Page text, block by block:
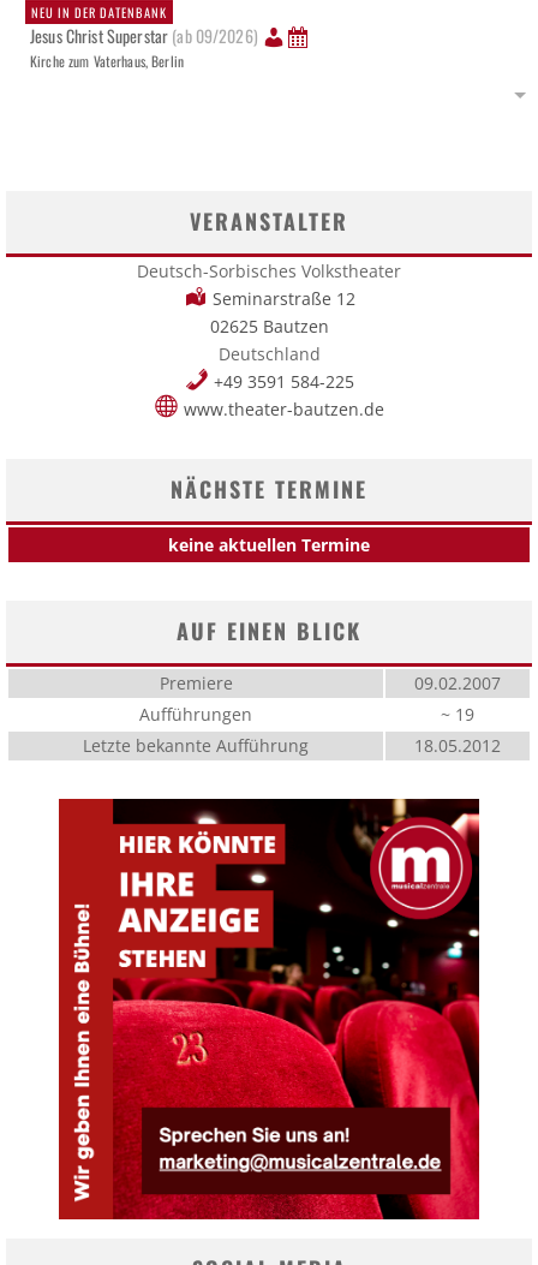
NEU IN DER DATENBANK
Jesus Christ Superstar(ab 09/2026)
Kirche zum Vaterhaus, Berlin
VERANSTALTER
Deutsch-Sorbisches Volkstheater
Seminarstraße 12
02625 Bautzen
Deutschland
+49 3591 584-225
www.theater-bautzen.de
NÄCHSTE TERMINE
keine aktuellen Termine
AUF EINEN BLICK
Premiere
09.02.2007
Aufführungen
~ 19
Letzte bekannte Aufführung
18.05.2012